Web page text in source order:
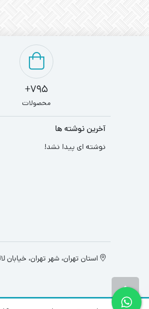
795+
محصولات
آخرین نوشته ها
نوشته ای پیدا نشد!
استان تهران، شهر تهران، خیابان لاله